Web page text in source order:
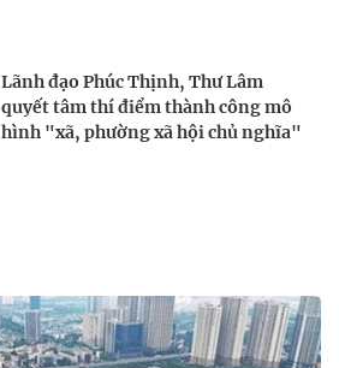
Lãnh đạo Phúc Thịnh, Thư Lâm
quyết tâm thí điểm thành công mô
hình "xã, phường xã hội chủ nghĩa"